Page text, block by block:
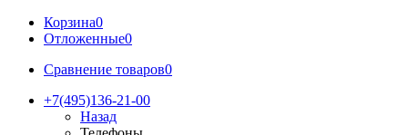
Корзина0
Отложенные0
Сравнение товаров0
+7(495)136-21-00‬
Назад